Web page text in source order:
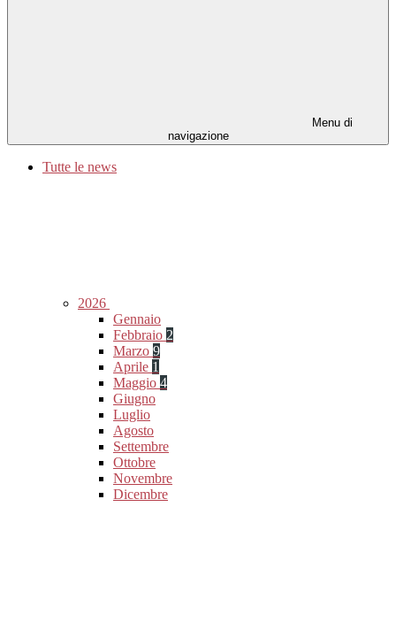
Menu di
navigazione
Tutte le news
2026
Gennaio
Febbraio 2
Marzo 9
Aprile 1
Maggio 4
Giugno
Luglio
Agosto
Settembre
Ottobre
Novembre
Dicembre